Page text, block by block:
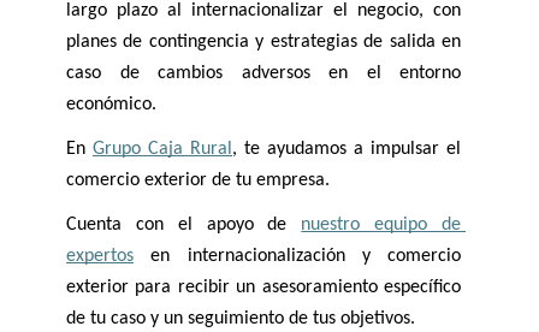
largo plazo al internacionalizar el negocio, con
planes de contingencia y estrategias de salida en
caso de cambios adversos en el entorno
económico.
En Grupo Caja Rural, te ayudamos a impulsar el
comercio exterior de tu empresa.
Cuenta con el apoyo de nuestro equipo de
expertos en internacionalización y comercio
exterior para recibir un asesoramiento específico
de tu caso y un seguimiento de tus objetivos.